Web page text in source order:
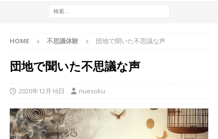
HOME 不思議体験 団地で聞いた不思議な声
団地で聞いた不思議な声
2020年12月16日 nuesoku